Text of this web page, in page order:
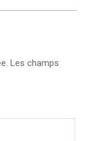
Les champs